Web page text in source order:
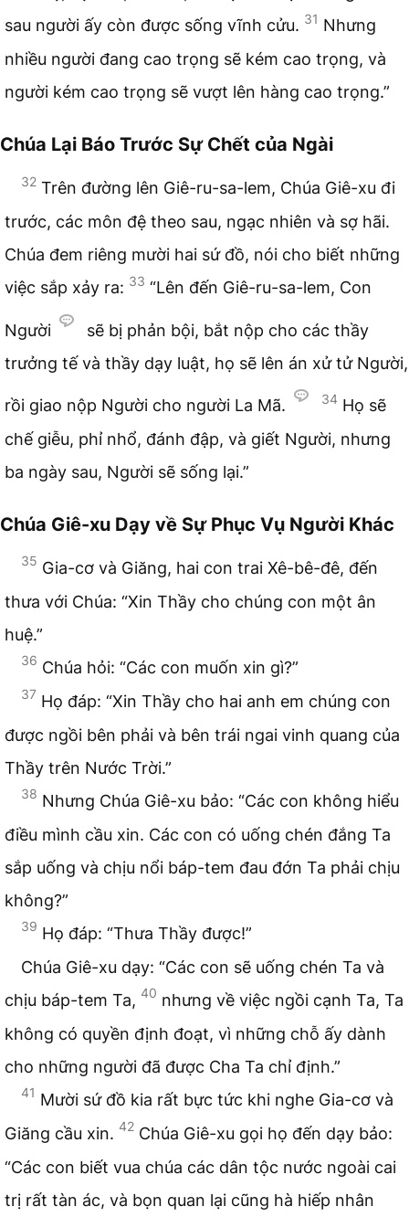
sau người ấy còn được sống vĩnh cửu. 31 Nhưng
nhiều người đang cao trọng sẽ kém cao trọng, và
người kém cao trọng sẽ vượt lên hàng cao trọng.”
Chúa Lại Báo Trước Sự Chết của Ngài
32 Trên đường lên Giê-ru-sa-lem, Chúa Giê-xu đi
trước, các môn đệ theo sau, ngạc nhiên và sợ hãi.
Chúa đem riêng mười hai sứ đồ, nói cho biết những
việc sắp xảy ra: 33 “Lên đến Giê-ru-sa-lem, Con
Người
sẽ bị phản bội, bắt nộp cho các thầy
trưởng tế và thầy dạy luật, họ sẽ lên án xử tử Người,
rồi giao nộp Người cho người La Mã. 34 Họ sẽ
chế giễu, phỉ nhổ, đánh đập, và giết Người, nhưng
ba ngày sau, Người sẽ sống lại.”
Chúa Giê-xu Dạy về Sự Phục Vụ Người Khác
35 Gia-cơ và Giăng, hai con trai Xê-bê-đê, đến
thưa với Chúa: “Xin Thầy cho chúng con một ân
huệ.”
36 Chúa hỏi: “Các con muốn xin gì?”
37 Họ đáp: “Xin Thầy cho hai anh em chúng con
được ngồi bên phải và bên trái ngai vinh quang của
Thầy trên Nước Trời.”
38 Nhưng Chúa Giê-xu bảo: “Các con không hiểu
điều mình cầu xin. Các con có uống chén đắng Ta
sắp uống và chịu nổi báp-tem đau đớn Ta phải chịu
không?”
39 Họ đáp: “Thưa Thầy được!”
Chúa Giê-xu dạy: “Các con sẽ uống chén Ta và
chịu báp-tem Ta, 40 nhưng về việc ngồi cạnh Ta, Ta
không có quyền định đoạt, vì những chỗ ấy dành
cho những người đã được Cha Ta chỉ định.”
41 Mười sứ đồ kia rất bực tức khi nghe Gia-cơ và
Giăng cầu xin. 42 Chúa Giê-xu gọi họ đến dạy bảo:
“Các con biết vua chúa các dân tộc nước ngoài cai
trị rất tàn ác, và bọn quan lại cũng hà hiếp nhân